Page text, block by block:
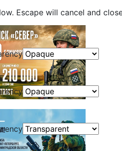
Escape will cancel and